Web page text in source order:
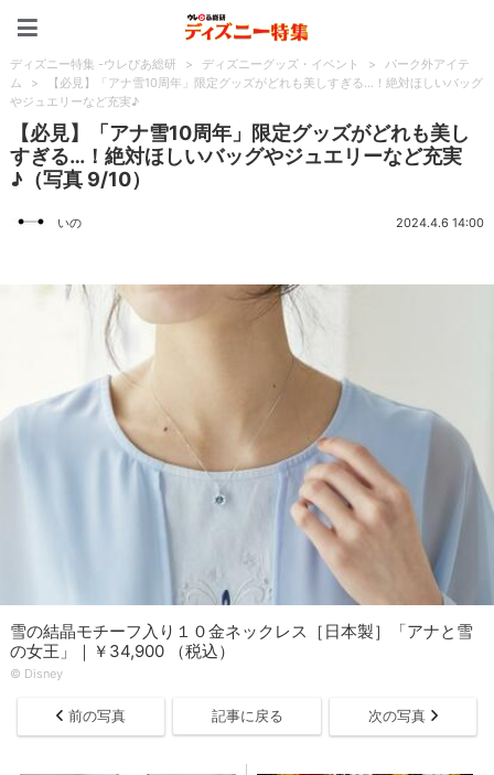
ディズニー特集 -ウレぴあ総研 > ディズニーグッズ・イベント >
パーク外アイテ
ム
>
【必見】「アナ雪10周年」限定グッズがどれも美しすぎる…！絶対ほしいバッグ
やジュエリーなど充実♪
【必見】「アナ雪10周年」限定グッズがどれも美し
すぎる…！絶対ほしいバッグやジュエリーなど充実
♪（写真 9/10）
いの 2024.4.6 14:00
雪の結晶モチーフ入り１０金ネックレス［日本製］「アナと雪
の女王」｜￥34,900 （税込）
© Disney
前の写真 記事に戻る 次の写真